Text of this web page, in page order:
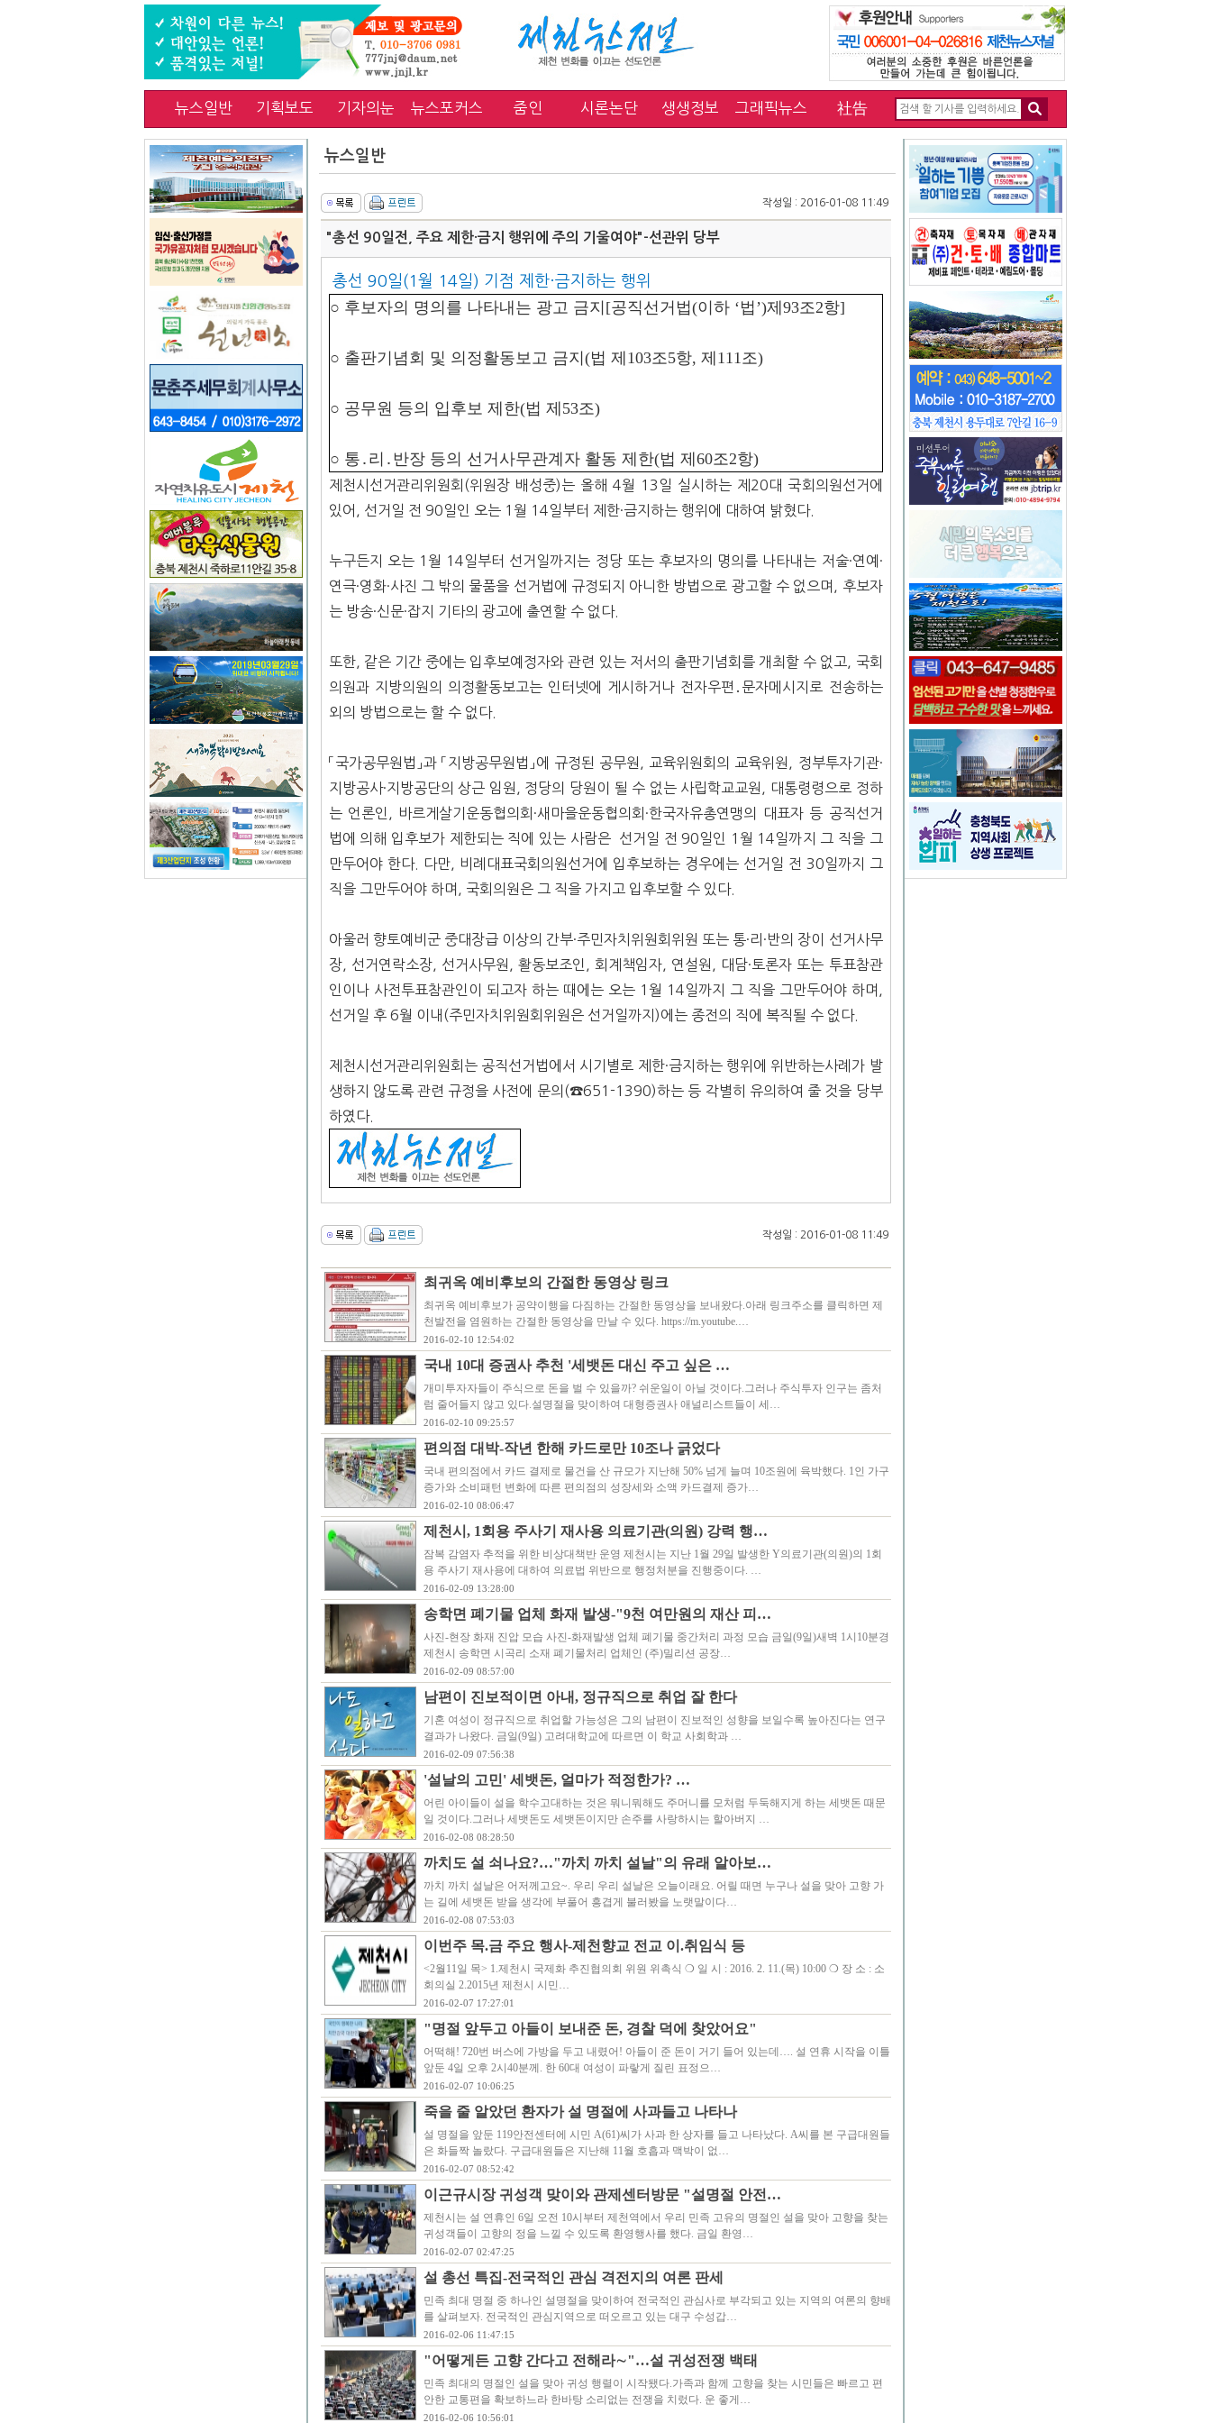
뉴스일반 기획보도 기자의눈 뉴스포커스 줌인 시론논단 생생정보 그래픽뉴스 社告
뉴스일반
작성일 : 2016-01-08 11:49
"총선 90일전, 주요 제한·금지 행위에 주의 기울여야"-선관위 당부
총선 90일(1월 14일) 기점 제한·금지하는 행위
○ 후보자의 명의를 나타내는 광고 금지[공직선거법(이하 ‘법’)제93조2항]
○ 출판기념회 및 의정활동보고 금지(법 제103조5항, 제111조)
○ 공무원 등의 입후보 제한(법 제53조)
○ 통․리․반장 등의 선거사무관계자 활동 제한(법 제60조2항)
제천시선거관리위원회(위원장 배성중)는 올해 4월 13일 실시하는 제20대 국회의원선거에
있어, 선거일 전 90일인 오는 1월 14일부터 제한·금지하는 행위에 대하여 밝혔다.
누구든지 오는 1월 14일부터 선거일까지는 정당 또는 후보자의 명의를 나타내는 저술·연예·
연극·영화·사진 그 밖의 물품을 선거법에 규정되지 아니한 방법으로 광고할 수 없으며, 후보자
는 방송·신문·잡지 기타의 광고에 출연할 수 없다.
또한, 같은 기간 중에는 입후보예정자와 관련 있는 저서의 출판기념회를 개최할 수 없고, 국회
의원과 지방의원의 의정활동보고는 인터넷에 게시하거나 전자우편․문자메시지로 전송하는
외의 방법으로는 할 수 없다.
「국가공무원법」과 「지방공무원법」에 규정된 공무원, 교육위원회의 교육위원, 정부투자기관·
지방공사·지방공단의 상근 임원, 정당의 당원이 될 수 없는 사립학교교원, 대통령령으로 정하
는 언론인, 바르게살기운동협의회·새마을운동협의회·한국자유총연맹의 대표자 등 공직선거
법에 의해 입후보가 제한되는 직에 있는 사람은 선거일 전 90일인 1월 14일까지 그 직을 그
만두어야 한다. 다만, 비례대표국회의원선거에 입후보하는 경우에는 선거일 전 30일까지 그
직을 그만두어야 하며, 국회의원은 그 직을 가지고 입후보할 수 있다.
아울러 향토예비군 중대장급 이상의 간부·주민자치위원회위원 또는 통·리·반의 장이 선거사무
장, 선거연락소장, 선거사무원, 활동보조인, 회계책임자, 연설원, 대담·토론자 또는 투표참관
인이나 사전투표참관인이 되고자 하는 때에는 오는 1월 14일까지 그 직을 그만두어야 하며,
선거일 후 6월 이내(주민자치위원회위원은 선거일까지)에는 종전의 직에 복직될 수 없다.
제천시선거관리위원회는 공직선거법에서 시기별로 제한·금지하는 행위에 위반하는사례가 발
생하지 않도록 관련 규정을 사전에 문의(☎651-1390)하는 등 각별히 유의하여 줄 것을 당부
하였다.
작성일 : 2016-01-08 11:49
최귀옥 예비후보의 간절한 동영상 링크
최귀옥 예비후보가 공약이행을 다짐하는 간절한 동영상을 보내왔다.아래 링크주소를 클릭하면 제
천발전을 염원하는 간절한 동영상을 만날 수 있다. https://m.youtube.…
2016-02-10 12:54:02
국내 10대 증권사 추천 '세뱃돈 대신 주고 싶은 …
개미투자자들이 주식으로 돈을 벌 수 있을까? 쉬운일이 아닐 것이다.그러나 주식투자 인구는 좀처
럼 줄어들지 않고 있다.설명절을 맞이하여 대형증권사 애널리스트들이 세…
2016-02-10 09:25:57
편의점 대박-작년 한해 카드로만 10조나 긁었다
국내 편의점에서 카드 결제로 물건을 산 규모가 지난해 50% 넘게 늘며 10조원에 육박했다. 1인 가구
증가와 소비패턴 변화에 따른 편의점의 성장세와 소액 카드결제 증가…
2016-02-10 08:06:47
제천시, 1회용 주사기 재사용 의료기관(의원) 강력 행…
잠복 감염자 추적을 위한 비상대책반 운영 제천시는 지난 1월 29일 발생한 Y의료기관(의원)의 1회
용 주사기 재사용에 대하여 의료법 위반으로 행정처분을 진행중이다. …
2016-02-09 13:28:00
송학면 폐기물 업체 화재 발생-"9천 여만원의 재산 피…
사진-현장 화재 진압 모습 사진-화재발생 업체 폐기물 중간처리 과정 모습 금일(9일)새벽 1시10분경
제천시 송학면 시곡리 소재 폐기물처리 업체인 (주)밀리션 공장…
2016-02-09 08:57:00
남편이 진보적이면 아내, 정규직으로 취업 잘 한다
기혼 여성이 정규직으로 취업할 가능성은 그의 남편이 진보적인 성향을 보일수록 높아진다는 연구
결과가 나왔다. 금일(9일) 고려대학교에 따르면 이 학교 사회학과 …
2016-02-09 07:56:38
'설날의 고민' 세뱃돈, 얼마가 적정한가? …
어린 아이들이 설을 학수고대하는 것은 뭐니뭐해도 주머니를 모처럼 두둑해지게 하는 세뱃돈 때문
일 것이다.그러나 세뱃돈도 세뱃돈이지만 손주를 사랑하시는 할아버지 …
2016-02-08 08:28:50
까치도 설 쇠나요?…"까치 까치 설날"의 유래 알아보…
까치 까치 설날은 어저께고요~. 우리 우리 설날은 오늘이래요. 어릴 때면 누구나 설을 맞아 고향 가
는 길에 세뱃돈 받을 생각에 부풀어 흥겹게 불러봤을 노랫말이다…
2016-02-08 07:53:03
이번주 목.금 주요 행사-제천향교 전교 이.취임식 등
<2월11일 목> 1.제천시 국제화 추진협의회 위원 위촉식 ❍ 일 시 : 2016. 2. 11.(목) 10:00 ❍ 장 소 : 소
회의실 2.2015년 제천시 시민…
2016-02-07 17:27:01
"명절 앞두고 아들이 보내준 돈, 경찰 덕에 찾았어요"
어떡해! 720번 버스에 가방을 두고 내렸어! 아들이 준 돈이 거기 들어 있는데…. 설 연휴 시작을 이틀
앞둔 4일 오후 2시40분께. 한 60대 여성이 파랗게 질린 표정으…
2016-02-07 10:06:25
죽을 줄 알았던 환자가 설 명절에 사과들고 나타나
설 명절을 앞둔 119안전센터에 시민 A(61)씨가 사과 한 상자를 들고 나타났다. A씨를 본 구급대원들
은 화들짝 놀랐다. 구급대원들은 지난해 11월 호흡과 맥박이 없…
2016-02-07 08:52:42
이근규시장 귀성객 맞이와 관제센터방문 "설명절 안전…
제천시는 설 연휴인 6일 오전 10시부터 제천역에서 우리 민족 고유의 명절인 설을 맞아 고향을 찾는
귀성객들이 고향의 정을 느낄 수 있도록 환영행사를 했다. 금일 환영…
2016-02-07 02:47:25
설 총선 특집-전국적인 관심 격전지의 여론 판세
민족 최대 명절 중 하나인 설명절을 맞이하여 전국적인 관심사로 부각되고 있는 지역의 여론의 향배
를 살펴보자. 전국적인 관심지역으로 떠오르고 있는 대구 수성갑…
2016-02-06 11:47:15
"어떻게든 고향 간다고 전해라∼"…설 귀성전쟁 백태
민족 최대의 명절인 설을 맞아 귀성 행렬이 시작됐다.가족과 함께 고향을 찾는 시민들은 빠르고 편
안한 교통편을 확보하느라 한바탕 소리없는 전쟁을 치렀다. 운 좋게…
2016-02-06 10:56:01